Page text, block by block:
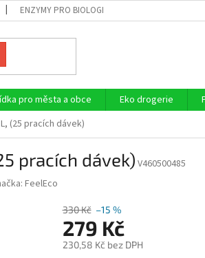
ENZYMY PRO BIOLOGICKÉ ČIŠTĚNÍ ODPADNÍCH
pro města a obce Eko drogerie
(25 pracích dávek)
pracích dávek) V460500485
FeelEco
330 Kč –15 %
279 Kč
230,58 Kč bez DPH